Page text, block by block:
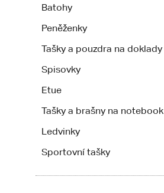
Batohy
Peněženky
Tašky a pouzdra na doklady
Spisovky
Etue
Tašky a brašny na notebook
Ledvinky
Sportovní tašky